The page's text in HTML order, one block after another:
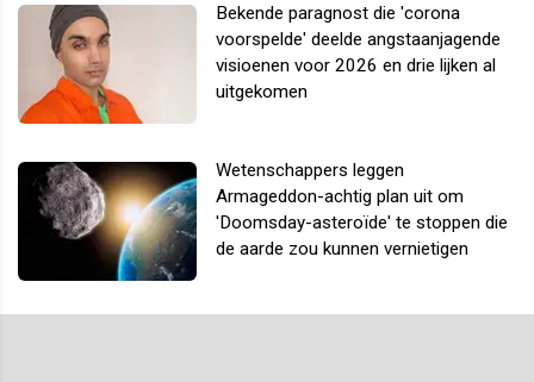
Bekende paragnost die 'corona
voorspelde' deelde angstaanjagende
visioenen voor 2026 en drie lijken al
uitgekomen
Wetenschappers leggen
Armageddon-achtig plan uit om
'Doomsday-asteroïde' te stoppen die
de aarde zou kunnen vernietigen